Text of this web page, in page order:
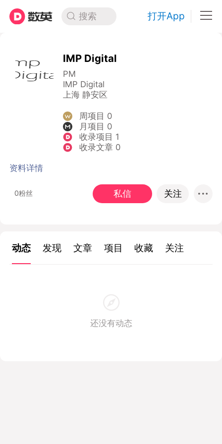
搜索 打开App
IMP Digital
PM
IMP Digital
上海 静安区
周项目 0
月项目 0
收录项目 1
收录文章 0
资料详情
0粉丝 私信 关注
动态 发现 文章 项目 收藏 关注
还没有动态